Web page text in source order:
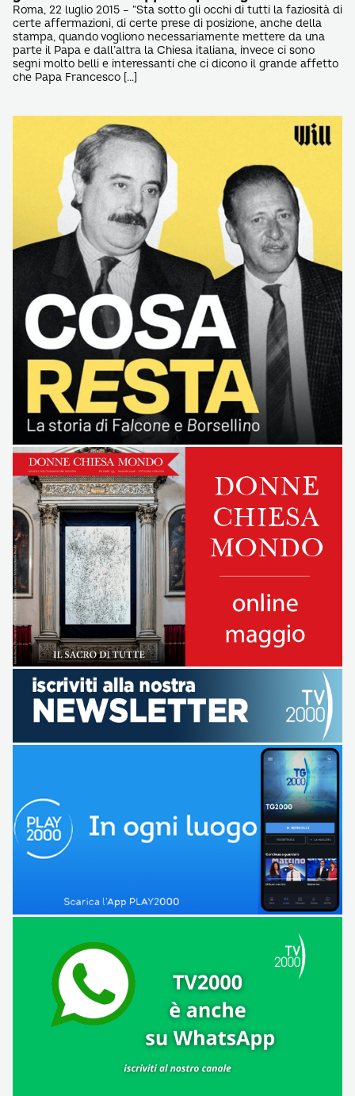
Roma, 22 luglio 2015 – “Sta sotto gli occhi di tutti la faziosità di
certe affermazioni, di certe prese di posizione, anche della
stampa, quando vogliono necessariamente mettere da una
parte il Papa e dall’altra la Chiesa italiana, invece ci sono
segni molto belli e interessanti che ci dicono il grande affetto
che Papa Francesco […]